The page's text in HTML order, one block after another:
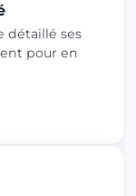
détaillé ses
pour en